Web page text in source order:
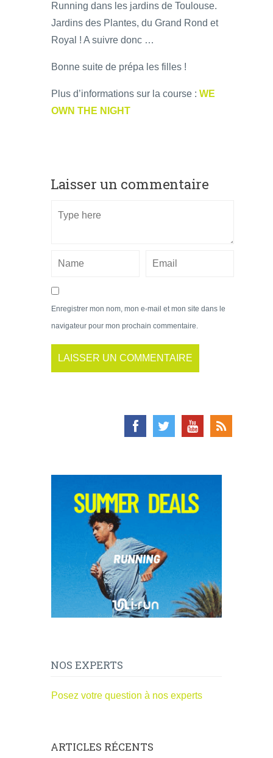
Running dans les jardins de Toulouse.
Jardins des Plantes, du Grand Rond et
Royal ! A suivre donc …
Bonne suite de prépa les filles !
Plus d’informations sur la course : WE
OWN THE NIGHT
Laisser un commentaire
Enregistrer mon nom, mon e-mail et mon site dans le
navigateur pour mon prochain commentaire.
NOS EXPERTS
Posez votre question à nos experts
ARTICLES RÉCENTS